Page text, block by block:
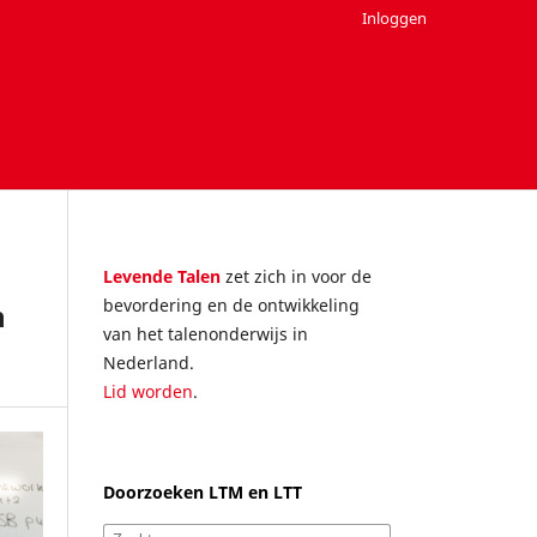
Inloggen
Levende Talen zet zich in voor de
bevordering en de ontwikkeling
van het talenonderwijs in
Nederland.
Lid worden.
Doorzoeken LTM en LTT